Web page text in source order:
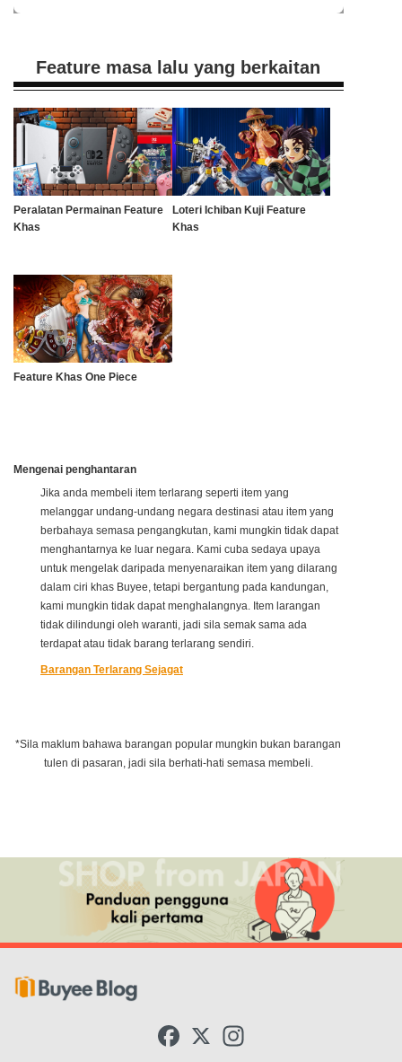
Feature masa lalu yang berkaitan
Peralatan Permainan Feature
Khas
Loteri Ichiban Kuji Feature
Khas
Feature Khas One Piece
Mengenai penghantaran
Jika anda membeli item terlarang seperti item yang
melanggar undang-undang negara destinasi atau item yang
berbahaya semasa pengangkutan, kami mungkin tidak dapat
menghantarnya ke luar negara. Kami cuba sedaya upaya
untuk mengelak daripada menyenaraikan item yang dilarang
dalam ciri khas Buyee, tetapi bergantung pada kandungan,
kami mungkin tidak dapat menghalangnya. Item larangan
tidak dilindungi oleh waranti, jadi sila semak sama ada
terdapat atau tidak barang terlarang sendiri.
Barangan Terlarang Sejagat
*Sila maklum bahawa barangan popular mungkin bukan barangan
tulen di pasaran, jadi sila berhati-hati semasa membeli.
X